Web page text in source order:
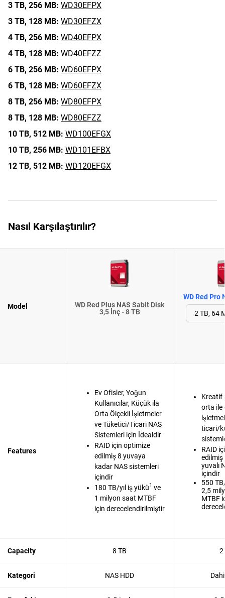
3 TB, 256 MB: WD30EFPX
3 TB, 128 MB: WD30EFZX
4 TB, 256 MB: WD40EFPX
4 TB, 128 MB: WD40EFZZ
6 TB, 256 MB: WD60EFPX
6 TB, 128 MB: WD60EFZX
8 TB, 256 MB: WD80EFPX
8 TB, 128 MB: WD80EFZZ
10 TB, 512 MB: WD100EFGX
10 TB, 256 MB: WD101EFBX
12 TB, 512 MB: WD120EFGX
Nasıl Karşılaştırılır?
Model
WD Red Plus NAS Sabit Disk
3,5 İnç - 8 TB
WD Red Pro
Features
Ev Ofisler, Yoğun
Kullanıcılar, Küçük ila
Orta Ölçekli İşletmeler
ve Tüketici/Ticari NAS
Sistemleri için İdealdir
RAID için optimize
edilmiş 8 yuvaya
kadar NAS sistemleri
içindir
180 TB/yıl iş yükü1 ve
1 milyon saat MTBF
için derecelendirilmiştir
Kreatif
orta ile
ticari/
RAID
edilmiş
yuvalı
içindir
550
2,5
MTBF
Capacity 8 TB 2
Kategori NAS HDD